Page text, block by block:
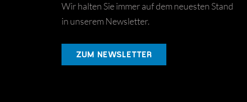
Wir halten Sie immer auf dem neuesten Stand
in unserem Newsletter.
ZUM NEWSLETTER